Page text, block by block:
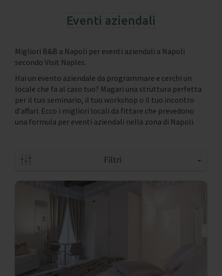
Eventi aziendali
Migliori B&B a Napoli per eventi aziendali a Napoli
secondo Visit Naples.
Hai un evento aziendale da programmare e cerchi un
locale che fa al caso tuo? Magari una struttura perfetta
per il tuo seminario, il tuo workshop o il tuo incontro
d'affari. Ecco i migliori locali da fittare che prevedono
una formula per eventi aziendali nella zona di Napoli.
Filtri